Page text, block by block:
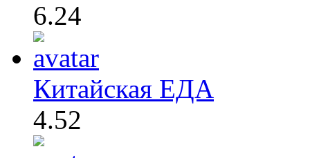
6.24
Китайская ЕДА
4.52